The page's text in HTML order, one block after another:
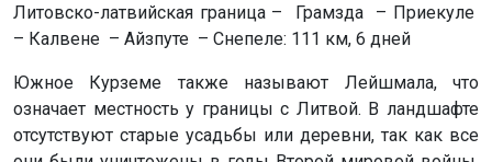
Литовско-латвийская граница – Грамзда – Приекуле
– Калвене – Айзпуте – Снепеле: 111 км, 6 дней
Южное Курземе также называют Лейшмала, что
означает местность у границы с Литвой. В ландшафте
отсутствуют старые усадьбы или деревни, так как все